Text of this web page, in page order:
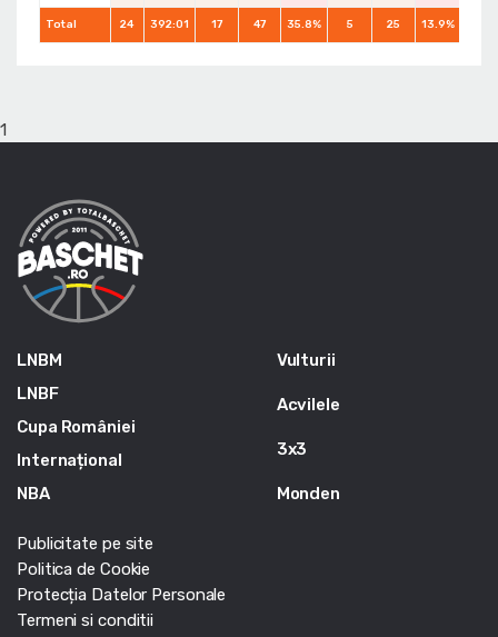
Total 24 392:01 17 47 35.8% 5 25 13.9%
1
LNBM
LNBF
Cupa României
Internațional
NBA
Vulturii
Acvilele
3x3
Monden
Publicitate pe site
Politica de Cookie
Protecția Datelor Personale
Termeni si conditii